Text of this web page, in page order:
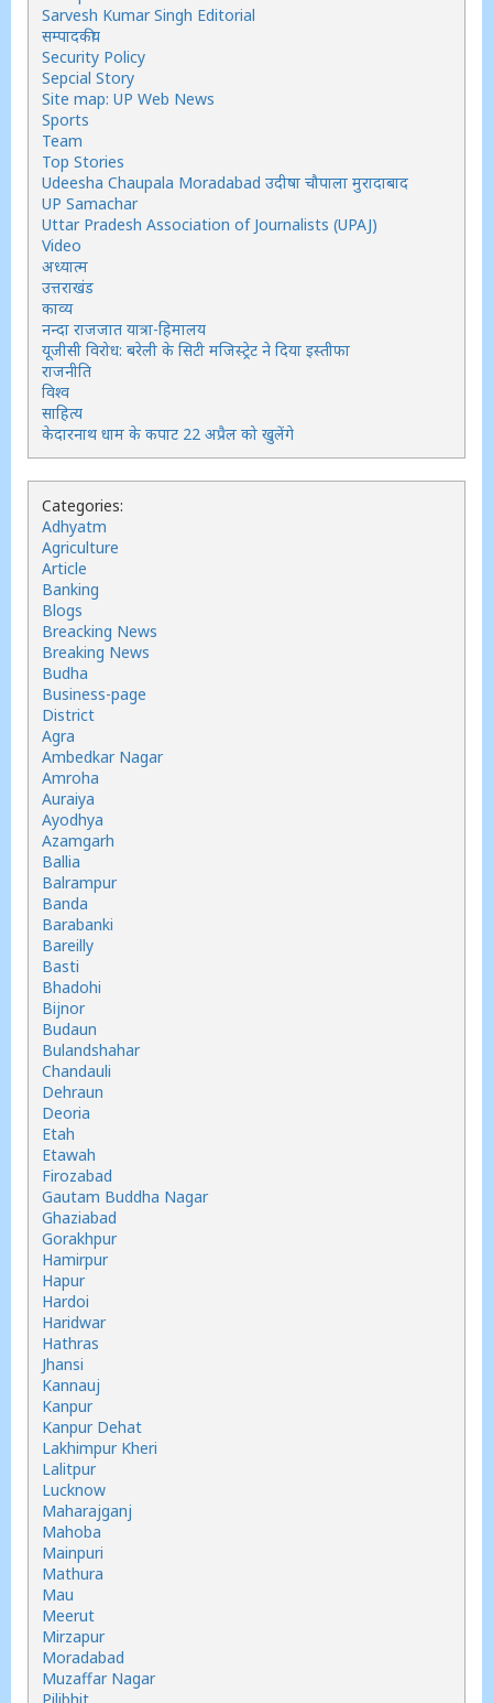
Sarvesh Kumar Singh Editorial
सम्पादकीय
Security Policy
Sepcial Story
Site map: UP Web News
Sports
Team
Top Stories
Udeesha Chaupala Moradabad उदीषा चौपाला मुरादाबाद
UP Samachar
Uttar Pradesh Association of Journalists (UPAJ)
Video
अध्यात्म
उत्तराखंड
काव्य
नन्दा राजजात यात्रा-हिमालय
यूजीसी विरोध: बरेली के सिटी मजिस्ट्रेट ने दिया इस्तीफा
राजनीति
विश्व
साहित्य
केदारनाथ धाम के कपाट 22 अप्रैल को खुलेंगे
Categories:
Adhyatm
Agriculture
Article
Banking
Blogs
Breacking News
Breaking News
Budha
Business-page
District
Agra
Ambedkar Nagar
Amroha
Auraiya
Ayodhya
Azamgarh
Ballia
Balrampur
Banda
Barabanki
Bareilly
Basti
Bhadohi
Bijnor
Budaun
Bulandshahar
Chandauli
Dehraun
Deoria
Etah
Etawah
Firozabad
Gautam Buddha Nagar
Ghaziabad
Gorakhpur
Hamirpur
Hapur
Hardoi
Haridwar
Hathras
Jhansi
Kannauj
Kanpur
Kanpur Dehat
Lakhimpur Kheri
Lalitpur
Lucknow
Maharajganj
Mahoba
Mainpuri
Mathura
Mau
Meerut
Mirzapur
Moradabad
Muzaffar Nagar